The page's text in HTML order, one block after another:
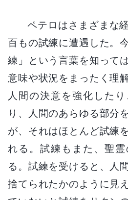
ペテロはさまざまな
百もの試練に遭遇した。
練」という言葉を知って
意味や状況をまったく理
人間の決意を強化した
り、人間のあらゆる部分
が、それはほとんど試練
れる。試練もまた、聖
る。試練を受けると、人
捨てられたかのように見